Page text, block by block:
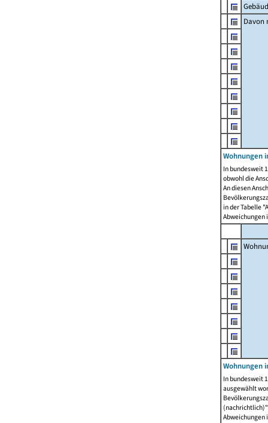
Davon
Wohnungen
In bundesweit
obwohl die
An diesen
in der Tabelle
Abweichungen
Wohnungen
In bundesweit
ausgewählt
Abweichungen